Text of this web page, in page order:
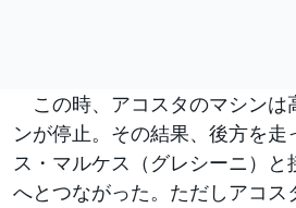
この時、アコスタのマシンは
ンが停止。その結果、後方を走
ス・マルケス（グレシーニ）と
へとつながった。ただしアコス